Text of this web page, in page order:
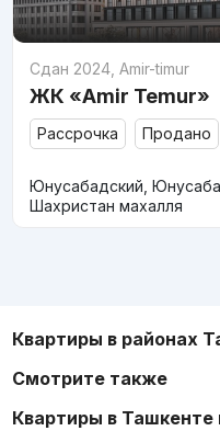
Сдан 2024, Amir-timur
ЖК «Amir Temur»
Рассрочка Продано
Юнусабадский,
Шахристан махалля
Квартиры в районах
Смотрите также
Квартиры в Ташкенте